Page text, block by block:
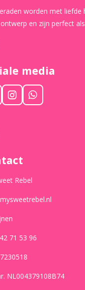
worden met liefde
en zijn perfect
media
I
n
a
W
h
Rebel
71 53 96
NL004379108B74